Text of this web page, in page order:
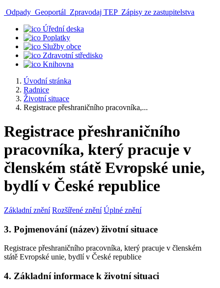
Odpady Geoportál Zpravodaj TEP Zápisy ze zastupitelstva
Úřední deska
Poplatky
Služby obce
Zdravotní středisko
Knihovna
Úvodní stránka
Radnice
Životní situace
Registrace přeshraničního pracovníka,...
Registrace přeshraničního
pracovníka, který pracuje v
členském státě Evropské unie,
bydlí v České republice
Základní znění Rozšířené znění Úplné znění
3. Pojmenování (název) životní situace
Registrace přeshraničního pracovníka, který pracuje v členském
státě Evropské unie, bydlí v České republice
4. Základní informace k životní situaci